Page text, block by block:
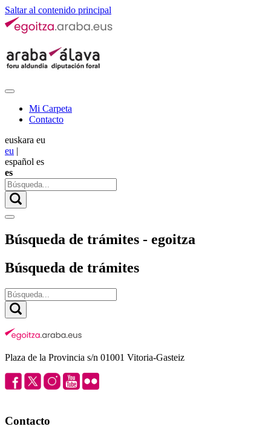
Saltar al contenido principal
Mi Carpeta
Contacto
euskara eu
eu |
español es
es
Búsqueda de trámites - egoitza
Búsqueda de trámites
Plaza de la Provincia s/n 01001 Vitoria-Gasteiz
Contacto